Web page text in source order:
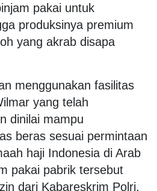
pakai untuk
produksinya premium
yang akrab disapa
menggunakan fasilitas
yang telah
dinilai mampu
beras sesuai permintaan
haji Indonesia di Arab
pakai pabrik tersebut
dari Kabareskrim Polri.